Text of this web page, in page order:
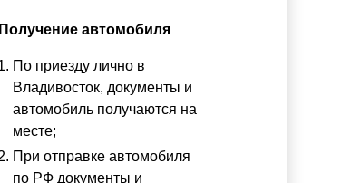
Получение автомобиля
По приезду лично в
Владивосток, документы и
автомобиль получаются на
месте;
При отправке автомобиля
по РФ документы и